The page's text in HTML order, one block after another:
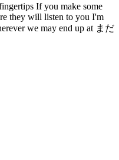
If you make some
they will listen to you I'm
we may end up at まだ